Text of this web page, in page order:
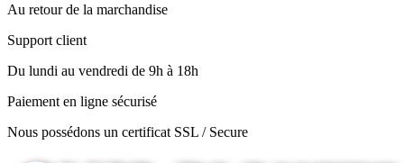
Au retour de la marchandise
Support client
Du lundi au vendredi de 9h à 18h
Paiement en ligne sécurisé
Nous possédons un certificat SSL / Secure